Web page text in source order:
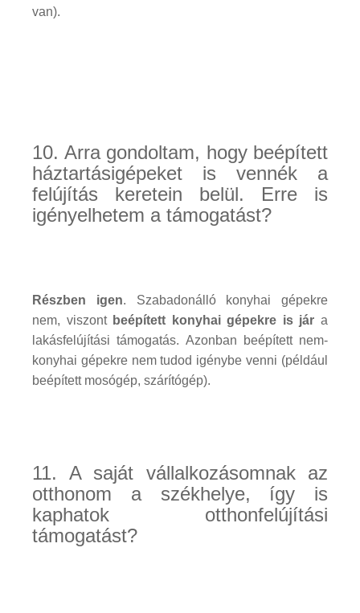
van).
10. Arra gondoltam, hogy beépített
háztartásigépeket is vennék a
felújítás keretein belül. Erre is
igényelhetem a támogatást?
Részben igen. Szabadonálló konyhai gépekre
nem, viszont beépített konyhai gépekre is jár a
lakásfelújítási támogatás. Azonban beépített nem-
konyhai gépekre nem tudod igénybe venni (például
beépített mosógép, szárítógép).
11. A saját vállalkozásomnak az
otthonom a székhelye, így is
kaphatok otthonfelújítási
támogatást?